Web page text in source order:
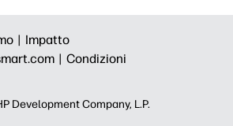
| Impatto
| Condizioni
Development Company, L.P.